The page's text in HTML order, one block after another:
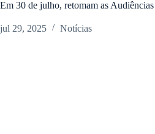
Em 30 de julho, retomam as
jul 29, 2025 Notícias